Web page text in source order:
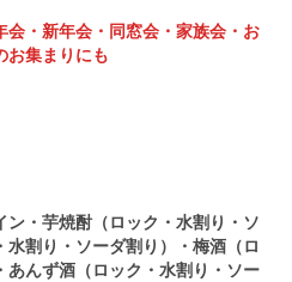
・新年会・同窓会・家族会・お
お集まりにも
ン・芋焼酎（ロック・水割り・ソ
割り・ソーダ割り）・梅酒（ロ
あんず酒（ロック・水割り・ソー